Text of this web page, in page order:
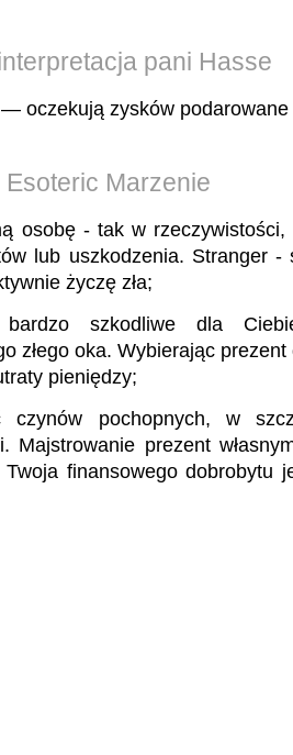
pani Hasse
— oczekują zysków podarowane
Esoteric Marzenie
osobę - tak w
lub uszkodzenia. Stranger -
życzę zła;
szkodliwe dla
złego oka. Wybierając
pieniędzy;
czynów pochopnych, w
Majstrowanie prezent
finansowego dobrobytu